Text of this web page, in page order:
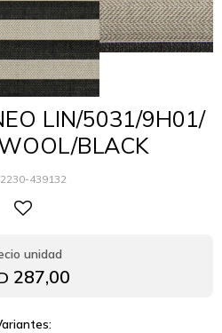
LIN/5031/9H01/
BLACK
2230-439132
287,00